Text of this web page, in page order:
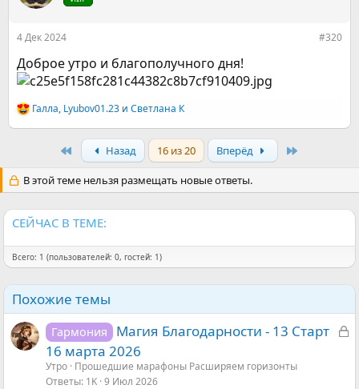
4 Дек 2024 #320
Доброе утро и благополучного дня!
Р
е
и
и
Галла, Lyubov01.23 и Светлана К
Назад 16 из 20 Вперёд
В этой теме нельзя размещать новые ответы.
СЕЙЧАС В ТЕМЕ:
Всего: 1 (пользователей: 0, гостей: 1)
Похожие темы
З
Гармония
Магия Благодарности - 13 Старт
16 марта 2026
Утро Прошедшие марафоны Расширяем горизонты
Ответы 1K 9 Июл 2026